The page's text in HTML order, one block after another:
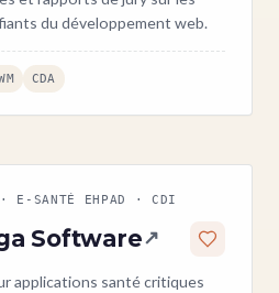
du développement web.
CDA
· E-SANTÉ EHPAD · CDI
Software↗
applications santé critiques